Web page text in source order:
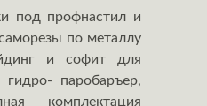
под профнастил и
по металлу
и софит для
паробаръер,
комплектация